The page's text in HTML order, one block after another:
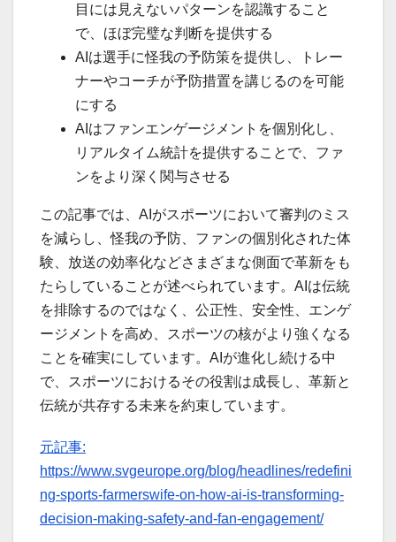
目には見えないパターンを認識すること
で、ほぼ完璧な判断を提供する
AIは選手に怪我の予防策を提供し、トレー
ナーやコーチが予防措置を講じるのを可能
にする
AIはファンエンゲージメントを個別化し、
リアルタイム統計を提供することで、ファ
ンをより深く関与させる
この記事では、AIがスポーツにおいて審判のミス
を減らし、怪我の予防、ファンの個別化された体
験、放送の効率化などさまざまな側面で革新をも
たらしていることが述べられています。AIは伝統
を排除するのではなく、公正性、安全性、エンゲ
ージメントを高め、スポーツの核がより強くなる
ことを確実にしています。AIが進化し続ける中
で、スポーツにおけるその役割は成長し、革新と
伝統が共存する未来を約束しています。
元記事:
https://www.svgeurope.org/blog/headlines/redefini
ng-sports-farmerswife-on-how-ai-is-transforming-
decision-making-safety-and-fan-engagement/